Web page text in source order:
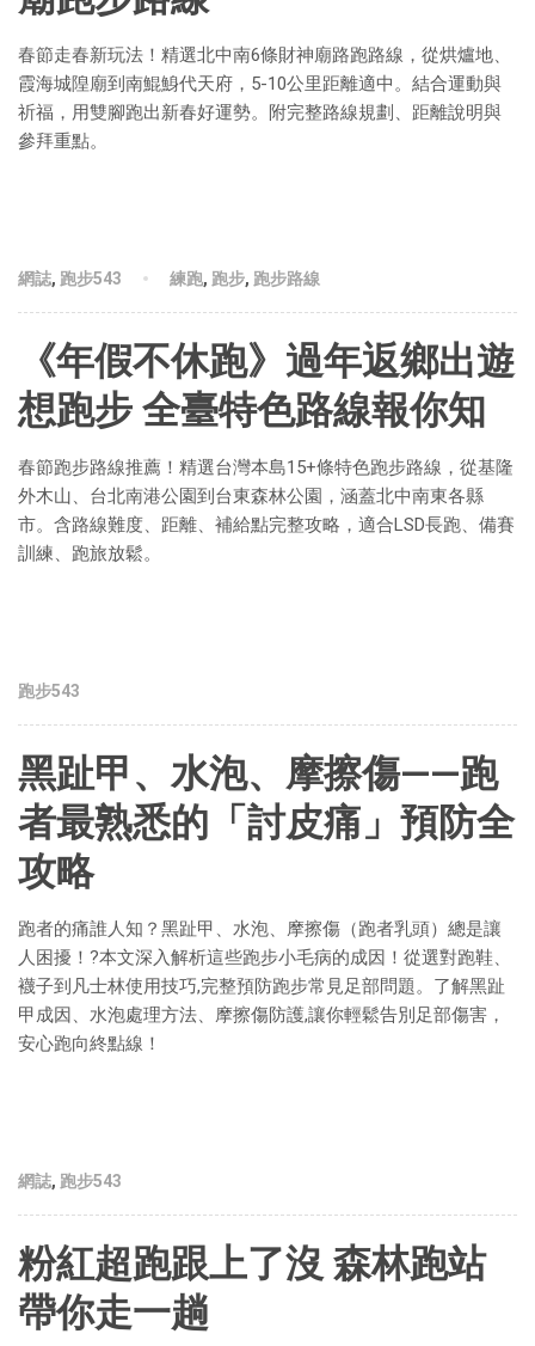
春節走春新玩法！精選北中南6條財神廟路跑路線，從烘爐地、
霞海城隍廟到南鯤鯓代天府，5-10公里距離適中。結合運動與
祈福，用雙腳跑出新春好運勢。附完整路線規劃、距離說明與
參拜重點。
網誌, 跑步543 練跑, 跑步, 跑步路線
《年假不休跑》過年返鄉出遊
想跑步 全臺特色路線報你知
春節跑步路線推薦！精選台灣本島15+條特色跑步路線，從基隆
外木山、台北南港公園到台東森林公園，涵蓋北中南東各縣
市。含路線難度、距離、補給點完整攻略，適合LSD長跑、備賽
訓練、跑旅放鬆。
跑步543
黑趾甲、水泡、摩擦傷——跑
者最熟悉的「討皮痛」預防全
攻略
跑者的痛誰人知？黑趾甲、水泡、摩擦傷（跑者乳頭）總是讓
人困擾！?本文深入解析這些跑步小毛病的成因！從選對跑鞋、
襪子到凡士林使用技巧,完整預防跑步常見足部問題。了解黑趾
甲成因、水泡處理方法、摩擦傷防護,讓你輕鬆告別足部傷害，
安心跑向終點線！
網誌, 跑步543
粉紅超跑跟上了沒 森林跑站
帶你走一趟